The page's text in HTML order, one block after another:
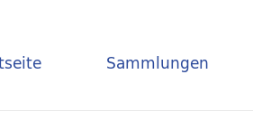
Sammlungen